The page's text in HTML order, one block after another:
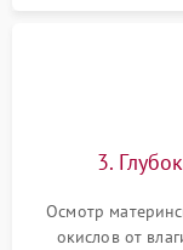
3.
Осмотр
окислов от